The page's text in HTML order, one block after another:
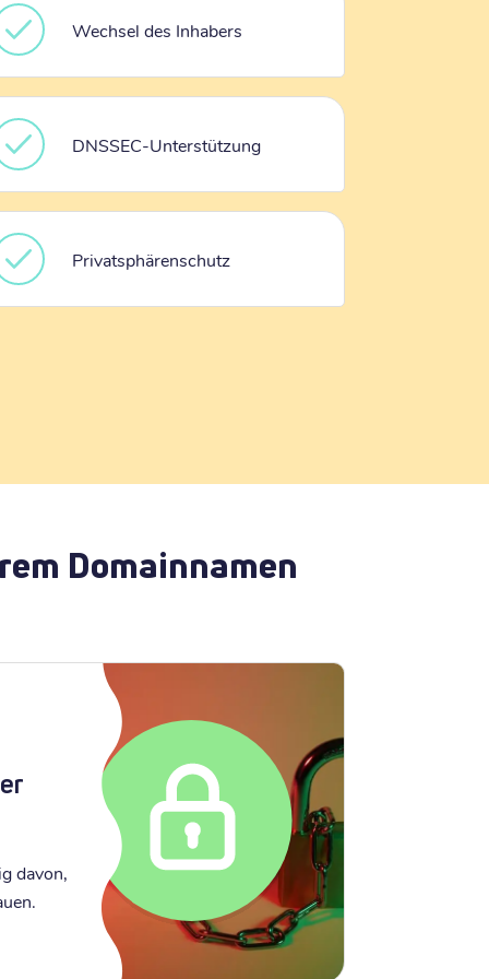
Wechsel des Inhabers
DNSSEC-Unterstützung
Privatsphärenschutz
Domainnamen
davon,